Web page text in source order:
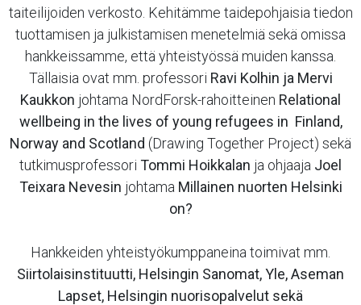
taiteilijoiden verkosto. Kehitämme taidepohjaisia tiedon
tuottamisen ja julkistamisen menetelmiä sekä omissa
hankkeissamme, että yhteistyössä muiden kanssa.
Tällaisia ovat mm. professori Ravi Kolhin ja Mervi
Kaukkon johtama NordForsk-rahoitteinen Relational
wellbeing in the lives of young refugees in Finland,
Norway and Scotland (Drawing Together Project) sekä
tutkimusprofessori Tommi Hoikkalan ja ohjaaja Joel
Teixara Nevesin johtama Millainen nuorten Helsinki
on?
Hankkeiden yhteistyökumppaneina toimivat mm.
Siirtolaisinstituutti, Helsingin Sanomat, Yle, Aseman
Lapset, Helsingin nuorisopalvelut sekä